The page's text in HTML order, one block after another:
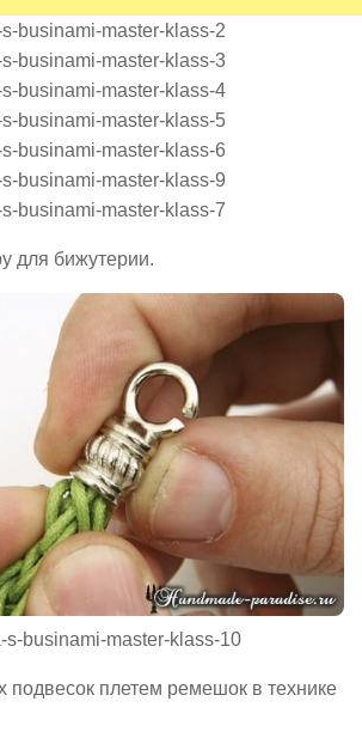
для бижутерии.
подвесок плетем ремешок в технике